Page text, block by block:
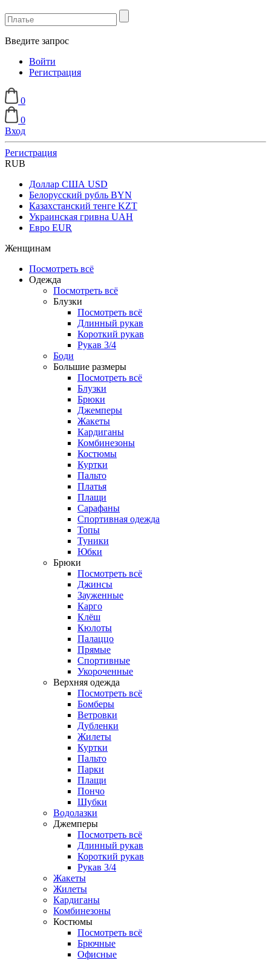
Введите запрос
Войти
Регистрация
0
0
Вход
Регистрация
RUB
Доллар США USD
Белорусский рубль BYN
Казахстанский тенге KZT
Украинская гривна UAH
Евро EUR
Женщинам
Посмотреть всё
Одежда
Посмотреть всё
Блузки
Посмотреть всё
Длинный рукав
Короткий рукав
Рукав 3/4
Боди
Большие размеры
Посмотреть всё
Блузки
Брюки
Джемперы
Жакеты
Кардиганы
Комбинезоны
Костюмы
Куртки
Пальто
Платья
Плащи
Сарафаны
Спортивная одежда
Топы
Туники
Юбки
Брюки
Посмотреть всё
Джинсы
Зауженные
Карго
Клёш
Кюлоты
Палаццо
Прямые
Спортивные
Укороченные
Верхняя одежда
Посмотреть всё
Бомберы
Ветровки
Дубленки
Жилеты
Куртки
Пальто
Парки
Плащи
Пончо
Шубки
Водолазки
Джемперы
Посмотреть всё
Длинный рукав
Короткий рукав
Рукав 3/4
Жакеты
Жилеты
Кардиганы
Комбинезоны
Костюмы
Посмотреть всё
Брючные
Офисные